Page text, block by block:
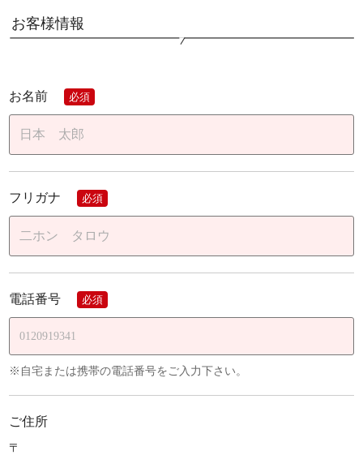
お客様情報
お名前 必須
フリガナ 必須
電話番号 必須
※自宅または携帯の電話番号をご入力下さい。
ご住所
〒